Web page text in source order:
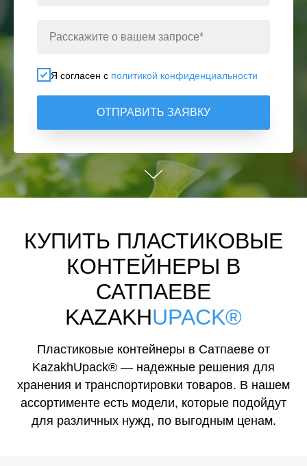
Я согласен с политикой конфиденциальности
ОТПРАВИТЬ ЗАЯВКУ
КУПИТЬ ПЛАСТИКОВЫЕ
КОНТЕЙНЕРЫ В
САТПАЕВЕ
KAZAKHUPACK®
Пластиковые контейнеры в Сатпаеве от
KazakhUpack® — надежные решения для
хранения и транспортировки товаров. В нашем
ассортименте есть модели, которые подойдут
для различных нужд, по выгодным ценам.